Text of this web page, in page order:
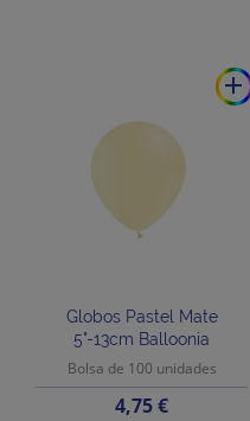
add
Globos Pastel Mate
5"-13cm Balloonia
Bolsa de 100 unidades
Precio
4,75 €